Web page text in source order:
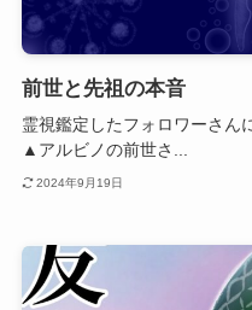
前世と先祖の本音
霊視鑑定したフォロワーさん
▲アルビノの前世さ...
2024年9月19日